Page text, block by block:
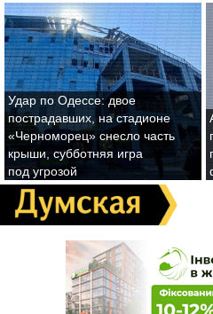
Удар по Одессе: двое
пострадавших, на стадионе
«Черноморец» снесло часть
крыши, субботняя игра
под угрозой